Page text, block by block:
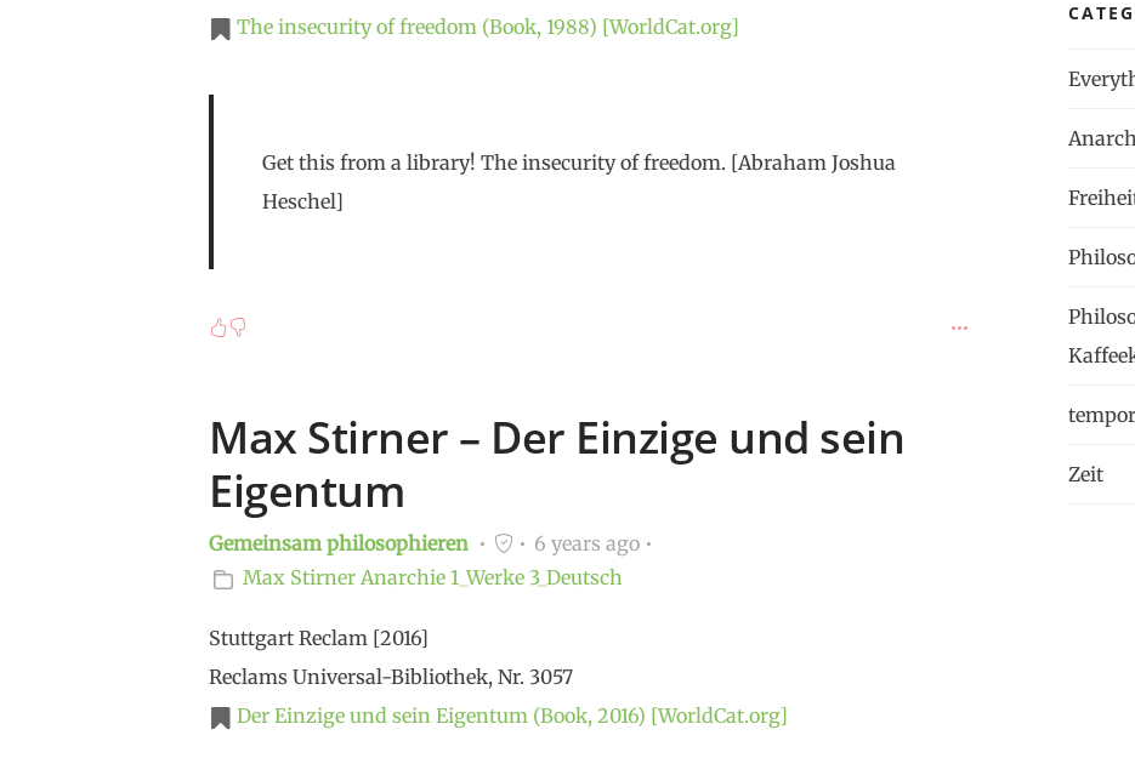
The insecurity of freedom (Book, 1988) [WorldCat.org]
Get this from a library! The insecurity of freedom. [Abraham Joshua
Heschel]
Max Stirner – Der Einzige und sein
Eigentum
Gemeinsam philosophieren
6 years ago
Max Stirner Anarchie 1_Werke 3_Deutsch
Stuttgart Reclam [2016]
Reclams Universal-Bibliothek, Nr. 3057
Der Einzige und sein Eigentum (Book, 2016) [WorldCat.org]
Zeit